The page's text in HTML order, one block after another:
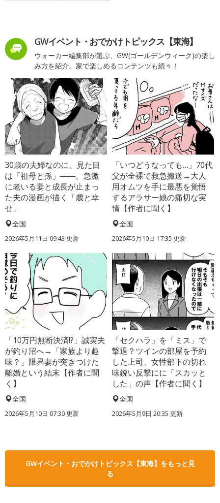
GWイベント・おでかけトピックス【東海】
ウォーカー編集部が選ぶ、GW(ゴールデンウィーク)の楽し
み方を紹介。家で楽しめるコンテンツも続々！
30歳の夫婦なのに、見た目
は「祖母と孫」――。急激
に老いる妻と成長が止まっ
た夫の漫画が描く「歳と幸
せ」
全国
2026年5月11日 09:43 更新
「いつどうなっても…」70代
父が全裸で救急搬送→大人
用オムツを手に最悪を覚悟
するアラサー娘の痛切な実
情【作者に聞く】
全国
2026年5月10日 17:35 更新
「10万円無断決済!?」誠実夫
が釣り沼へ→「家族より趣
味？」限界妻が突きつけた
離婚という結末【作者に聞
く】
全国
2026年5月10日 07:30 更新
「セクハラ」を「ミス」で
撃退？ツインの部屋を予約
した上司、女性部下の切れ
味鋭い反撃にに「スカッと
した」の声【作者に聞く】
全国
2026年5月9日 20:35 更新
GWイベント・おでかけトピックス【東海】をもっと見
る